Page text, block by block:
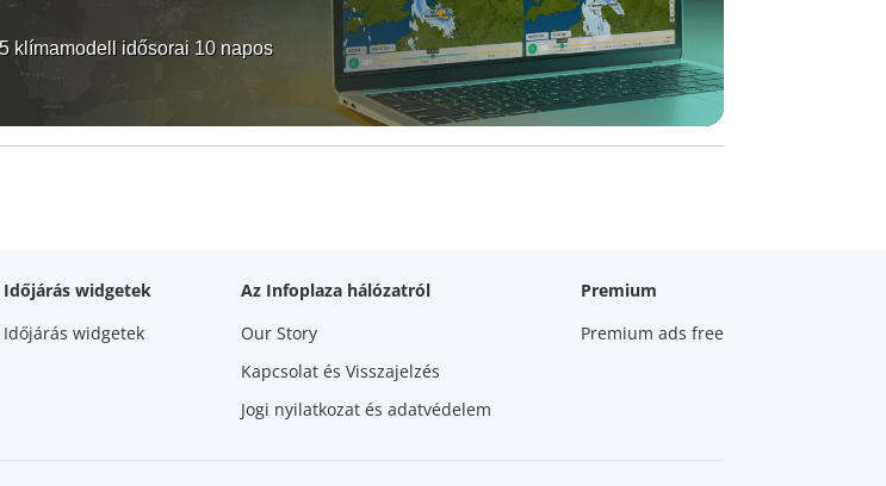
klímamodell idősorai 10 napos
Időjárás widgetek
Időjárás widgetek
Az Infoplaza hálózatról
Our Story
Kapcsolat és Visszajelzés
Jogi nyilatkozat és adatvédelem
Premium
Premium ads free